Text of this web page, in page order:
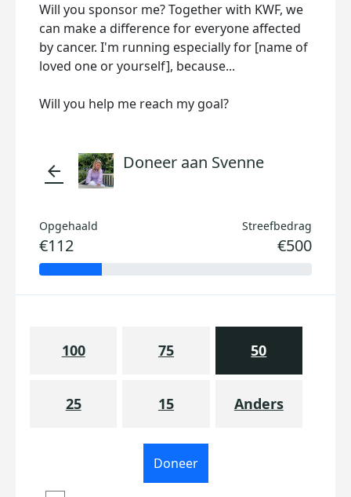
Will you sponsor me? Together with KWF, we
can make a difference for everyone affected
by cancer. I'm running especially for [name of
loved one or yourself], because...
Will you help me reach my goal?
arrow_back Doneer aan Svenne
Opgehaald
€112
Streefbedrag
€500
100 75 50
25 15 Anders
Doneer